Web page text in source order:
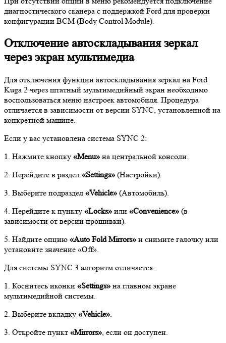
диагностического сканера с поддержкой Ford для проверки
конфигурации BCM (Body Control Module).
Отключение автоскладывания зеркал
через экран мультимедиа
Для отключения функции автоскладывания зеркал на Ford
Kuga 2 через штатный мультимедийный экран необходимо
воспользоваться меню настроек автомобиля. Процедура
отличается в зависимости от версии SYNC, установленной на
конкретной машине.
Если у вас установлена система SYNC 2:
1. Нажмите кнопку «Menu» на центральной консоли.
2. Перейдите в раздел «Settings» (Настройки).
3. Выберите подраздел «Vehicle» (Автомобиль).
4. Перейдите к пункту «Locks» или «Convenience» (в
зависимости от версии прошивки).
5. Найдите опцию «Auto Fold Mirrors» и снимите галочку или
установите значение «Off».
Для системы SYNC 3 алгоритм отличается:
1. Коснитесь иконки «Settings» на главном экране
мультимедийной системы.
2. Выберите вкладку «Vehicle».
3. Откройте пункт «Mirrors», если он доступен.